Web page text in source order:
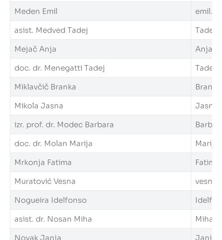
Meden Emil
asist. Medved Tadej
Mejač Anja
doc. dr. Menegatti Tadej
Miklavčič Branka
Mikola Jasna
izr. prof. dr. Modec Barbara
doc. dr. Molan Marija
Mrkonja Fatima
Muratović Vesna
Nogueira Idelfonso
asist. dr. Nosan Miha
Novak Janja